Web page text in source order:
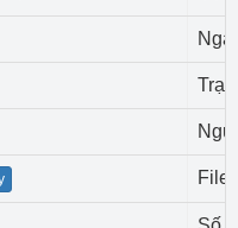
File